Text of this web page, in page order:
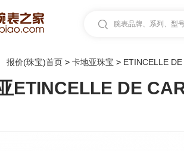
腕表品牌、系列、型
报价(珠宝)首页 > 卡地亚珠宝 > ETINCELLE
ETINCELLE DE